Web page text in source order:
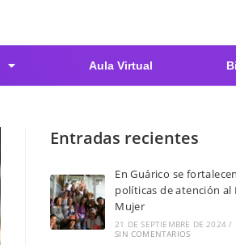
Aula Virtual
Entradas recientes
En Guárico se
políticas de atención al
Mujer
21 DE SEPTIEMBRE DE 2024 /
SIN COMENTARIOS